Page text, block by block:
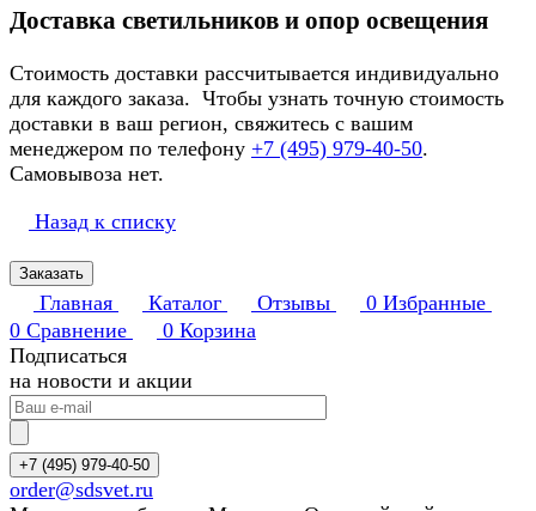
Доставка светильников и опор освещения
Стоимость доставки рассчитывается индивидуально
для каждого заказа. Чтобы узнать точную стоимость
доставки в ваш регион, свяжитесь с вашим
менеджером по телефону +7 (495) 979-40-50.
Самовывоза нет.
Назад к списку
Заказать
Главная Каталог Отзывы 0 Избранные
0 Сравнение 0 Корзина
Подписаться
на новости и акции
+7 (495) 979-40-50
order@sdsvet.ru